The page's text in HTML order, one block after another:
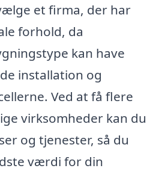
et firma, der har
forhold, da
kan have
installation og
Ved at få flere
virksomheder kan du
og tjenester, så du
værdi for din